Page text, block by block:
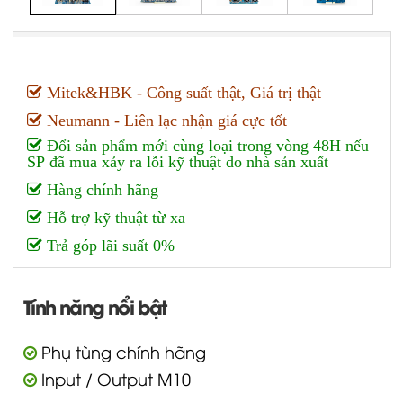
Mitek&HBK - Công suất thật, Giá trị thật
Neumann - Liên lạc nhận giá cực tốt
Đổi sản phẩm mới cùng loại trong vòng 48H nếu
SP đã mua xảy ra lỗi kỹ thuật do nhà sản xuất
Hàng chính hãng
Hỗ trợ kỹ thuật từ xa
Trả góp lãi suất 0%
Tính năng nổi bật
Phụ tùng chính hãng
Input / Output M10